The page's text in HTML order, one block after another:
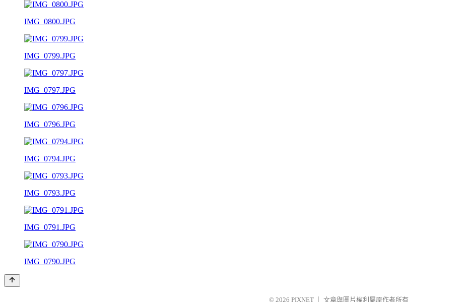
IMG_0800.JPG
IMG_0799.JPG
IMG_0797.JPG
IMG_0796.JPG
IMG_0794.JPG
IMG_0793.JPG
IMG_0791.JPG
IMG_0790.JPG
© 2026 PIXNET 文章與圖片權利屬原作者所有